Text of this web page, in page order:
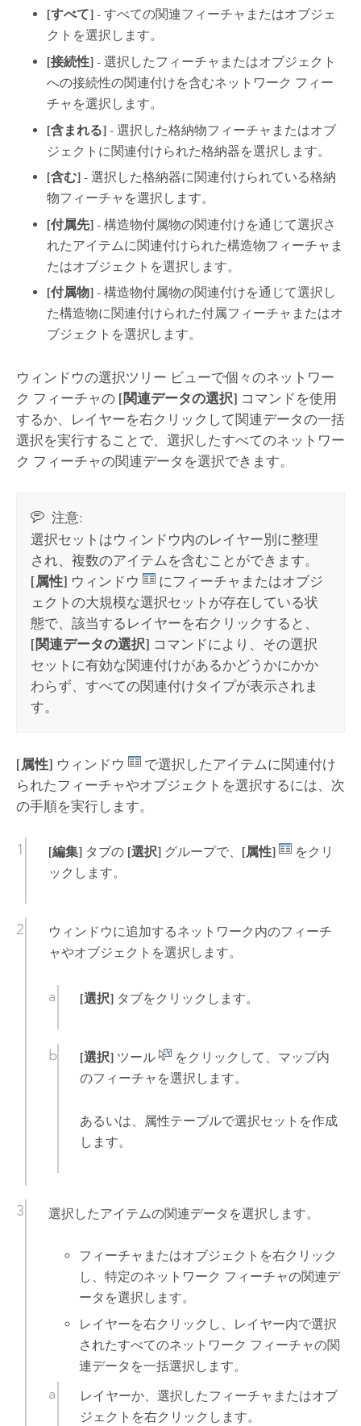
[すべて] - すべての関連フィーチャまたはオブジェ
クトを選択します。
[接続性] - 選択したフィーチャまたはオブジェクト
への接続性の関連付けを含むネットワーク フィー
チャを選択します。
[含まれる] - 選択した格納物フィーチャまたはオブ
ジェクトに関連付けられた格納器を選択します。
[含む] - 選択した格納器に関連付けられている格納
物フィーチャを選択します。
[付属先] - 構造物付属物の関連付けを通じて選択さ
れたアイテムに関連付けられた構造物フィーチャま
たはオブジェクトを選択します。
[付属物] - 構造物付属物の関連付けを通じて選択し
た構造物に関連付けられた付属フィーチャまたはオ
ブジェクトを選択します。
ウィンドウの選択ツリー ビューで個々のネットワー
ク フィーチャの [関連データの選択] コマンドを使用
するか、レイヤーを右クリックして関連データの一括
選択を実行することで、選択したすべてのネットワー
ク フィーチャの関連データを選択できます。
注意:
選択セットはウィンドウ内のレイヤー別に整理
され、複数のアイテムを含むことができます。
[属性] ウィンドウ
にフィーチャまたはオブジ
ェクトの大規模な選択セットが存在している状
態で、該当するレイヤーを右クリックすると、
[関連データの選択] コマンドにより、その選択
セットに有効な関連付けがあるかどうかにかか
わらず、すべての関連付けタイプが表示されま
す。
[属性] ウィンドウ
で選択したアイテムに関連付け
られたフィーチャやオブジェクトを選択するには、次
の手順を実行します。
[編集]タブの [選択]グループで、 [属性]
をクリ
ックします。
ウィンドウに追加するネットワーク内のフィーチ
ャやオブジェクトを選択します。
[選択] タブをクリックします。
[選択] ツール
をクリックして、マップ内
のフィーチャを選択します。
あるいは、属性テーブルで選択セットを作成
します。
選択したアイテムの関連データを選択します。
フィーチャまたはオブジェクトを右クリック
し、特定のネットワーク フィーチャの関連デ
ータを選択します。
レイヤーを右クリックし、レイヤー内で選択
されたすべてのネットワーク フィーチャの関
連データを一括選択します。
レイヤーか、選択したフィーチャまたはオブ
ジェクトを右クリックします。